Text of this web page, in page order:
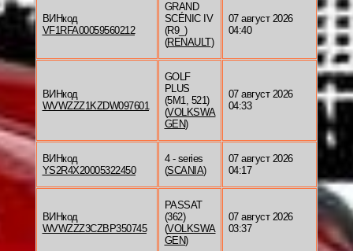
ВИНкод
VF1RFA00059560212
GRAND
SCÉNIC IV
(R9_)
(RENAULT)
07 август 2026
04:40
ВИНкод
WVWZZZ1KZDW097601
GOLF
PLUS
(5M1, 521)
(VOLKSWA
GEN)
07 август 2026
04:33
ВИНкод
YS2R4X20005322450
4 - series
(SCANIA)
07 август 2026
04:17
ВИНкод
WVWZZZ3CZBP350745
PASSAT
(362)
(VOLKSWA
GEN)
07 август 2026
03:37